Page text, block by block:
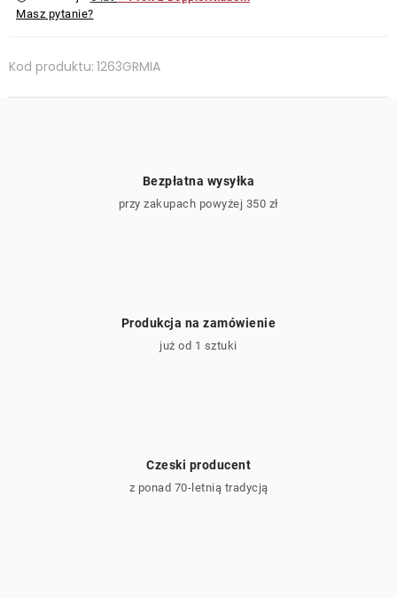
Masz pytanie?
Kod produktu: 1263GRMIA
Bezpłatna wysyłka
przy zakupach powyżej 350 zł
Produkcja na zamówienie
już od 1 sztuki
Czeski producent
z ponad 70-letnią tradycją